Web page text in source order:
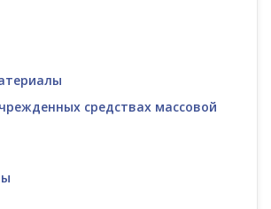
средствах массовой